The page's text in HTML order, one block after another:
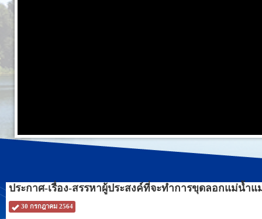
ประกาศ-เรื่อง-สรรหาผู้ประสงค์ที่จะทำการขุดลอกแม่น้ำแ
30 กรกฎาคม 2564